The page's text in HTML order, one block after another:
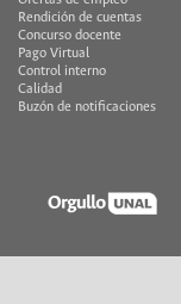
Rendición de cuentas
Concurso docente
Pago Virtual
Control interno
Calidad
Buzón de notificaciones